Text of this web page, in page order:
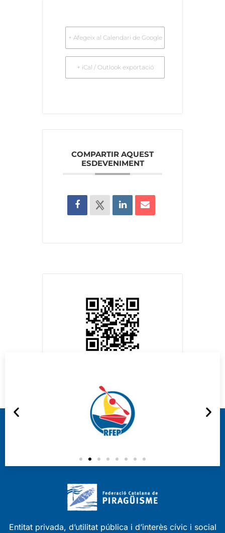
+ Afegeix al Calendari de Google
+ iCal / Outlook exportació
COMPARTIR AQUEST
ESDEVENIMENT
Entitat privada, d’utilitat pública i d’interès cívic i social